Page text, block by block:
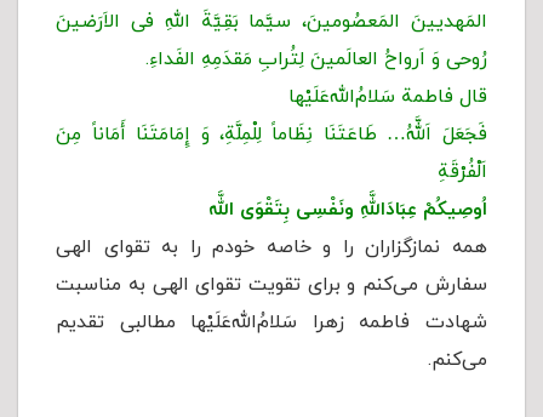
المَهدیینَ المَعصُومینَ، سیَّما بَقِیَّةَ اللهِ فی الاَرَضینَ
رُوحی وَ اَرواحُ العالَمینَ لِتُرابِ مَقدَمِهِ الفَداءِ.
قال فاطمة سَلامُ‌الله‌عَلَیْها
فَجَعَلَ اَللَّهُ… طَاعَتَنَا نِظَاماً لِلْمِلَّةِ، وَ إِمَامَتَنَا أَمَاناً مِنَ
اَلْفُرْقَةِ
اُوصِیكُمْ عِبَادَاللَّهِ ونَفْسِی بِتَقْوَى اللَّه
همه نمازگزاران را و خاصه خودم را به تقوای الهی
سفارش می‌کنم و برای تقویت تقوای الهی به مناسبت
شهادت فاطمه زهرا سَلامُ‌الله‌عَلَیْها مطالبی تقدیم
می‌کنم.